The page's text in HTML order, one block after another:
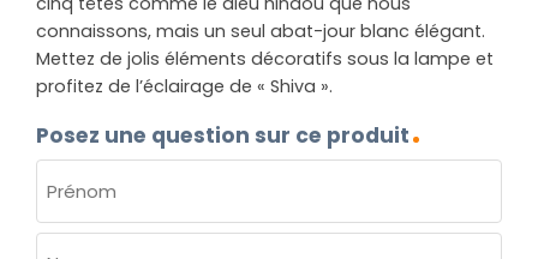
connaissons, mais un seul abat-jour blanc élégant.
Mettez de jolis éléments décoratifs sous la lampe et
profitez de l’éclairage de « Shiva ».
Posez une question sur ce produit
(NÉCESSAIRE)
Prénom